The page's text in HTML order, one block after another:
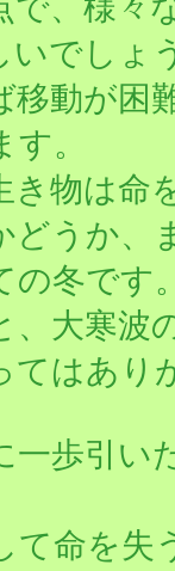
で、様々
いでしょ
移動が困
。
き物は命
どうか、
の冬です
、大寒波
てはあり
一歩引い
て命を失